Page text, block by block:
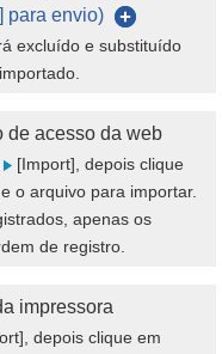
para envio)
excluído e substituído
de acesso da web
[Import], depois clique
o arquivo para importar.
apenas os
de registro.
impressora
depois clique em